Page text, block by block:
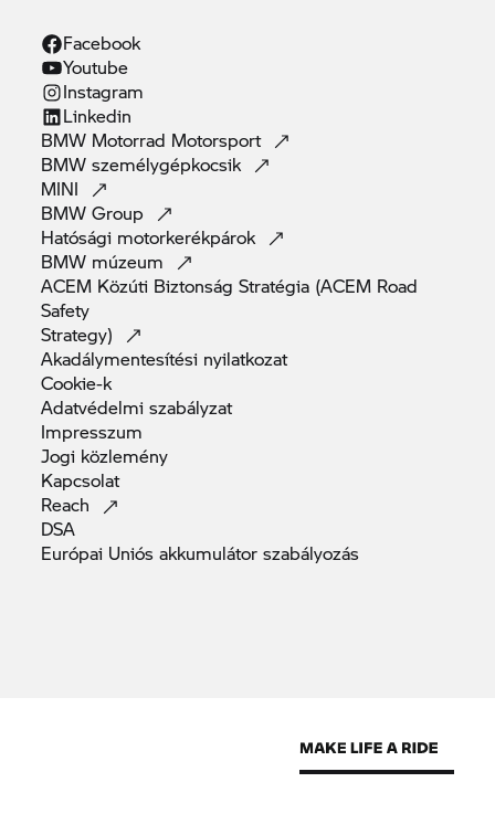
Facebook
Youtube
Instagram
Linkedin
BMW Motorrad Motorsport
BMWszemélygépkocsik
MINI
BMWGroup
Hatósági motorkerékpárok
BMW múzeum
ACEM Közúti Biztonság Stratégia (ACEM Road
Safety
Strategy)
Akadálymentesítési nyilatkozat
Cookie-k
Adatvédelmiszabályzat
Impresszum
Jogi közlemény
Kapcsolat
Reach
DSA
Európai Uniós akkumulátorszabályozás